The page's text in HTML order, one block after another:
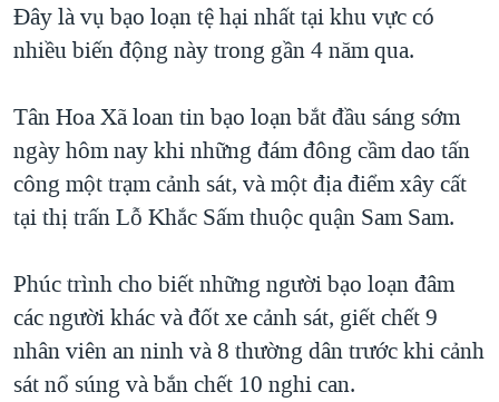
NGƯ DÂN VIỆT VÀ LÀN SÓNG TRỘM HẢI SÂM
QUAN HỆ VIỆT MỸ
Đây là vụ bạo loạn tệ hại nhất tại khu vực có
nhiều biến động này trong gần 4 năm qua.
Tân Hoa Xã loan tin bạo loạn bắt đầu sáng sớm
ngày hôm nay khi những đám đông cầm dao tấn
công một trạm cảnh sát, và một địa điểm xây cất
tại thị trấn Lỗ Khắc Sấm thuộc quận Sam Sam.
Phúc trình cho biết những người bạo loạn đâm
các người khác và đốt xe cảnh sát, giết chết 9
nhân viên an ninh và 8 thường dân trước khi cảnh
sát nổ súng và bắn chết 10 nghi can.